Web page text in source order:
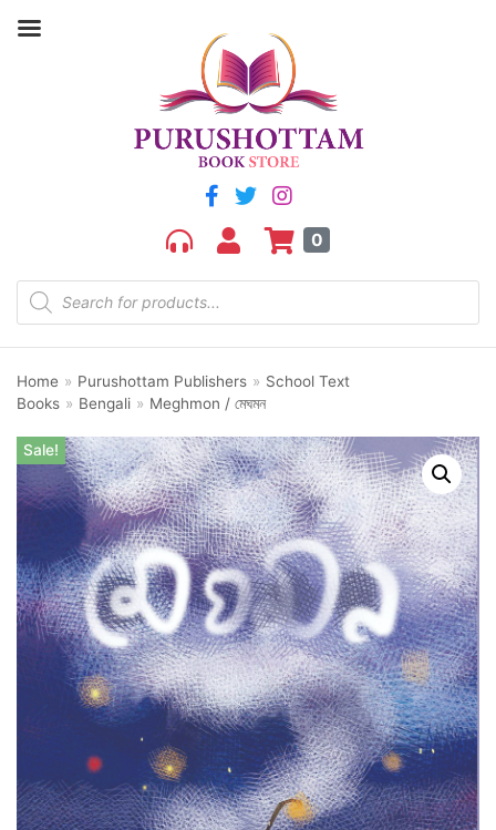
0
Home » Purushottam Publishers » School Text
Books » Bengali » Meghmon / মেঘমন
Sale!